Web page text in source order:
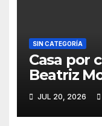
SIN CATEGORÍA
Casa por
Beatriz
nacional
JUL 20, 2026